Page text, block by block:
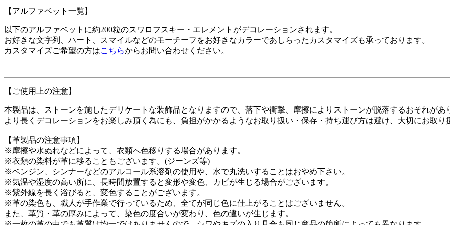
【アルファベット一覧】
以下のアルファベットに約200粒のスワロフスキー・エレメントがデコレーションされます。
お好きな文字列、ハート、スマイルなどのモーチーフをお好きなカラーであしらったカスタマイズも承っております。
カスタマイズご希望の方はこちらからお問い合わせください。
【ご使用上の注意】
本製品は、ストーンを施したデリケートな装飾品となりますので、落下や衝撃、摩擦によりストーンが脱落するおそれがあ
より長くデコレーションをお楽しみ頂く為にも、負担がかかるようなお取り扱い・保存・持ち運び方は避け、大切にお取り
【革製品の注意事項】
※摩擦や水ぬれなどによって、衣類へ色移りする場合があります。
※衣類の染料が革に移ることもございます。(ジーンズ等)
※ベンジン、シンナーなどのアルコール系溶剤の使用や、水で丸洗いすることはおやめ下さい。
※気温や湿度の高い所に、長時間放置すると変形や変色、カビが生じる場合がございます。
※紫外線を長く浴びると、変色することがございます。
※革の染色も、職人が手作業で行っているため、全てが同じ色に仕上がることはございません。
また、革質・革の厚みによって、染色の度合いが変わり、色の違いが生じます。